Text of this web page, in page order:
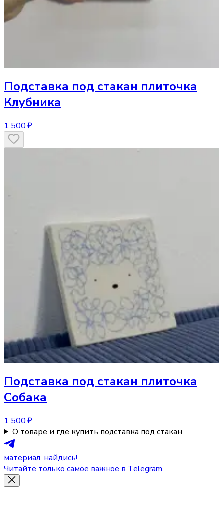
Подставка под стакан плиточка
Клубника
1 500 ₽
Подставка под стакан плиточка
Собака
1 500 ₽
О товаре и где купить подставка под стакан
материал, найдись!
Читайте только самое важное в Telegram.